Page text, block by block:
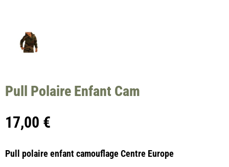
Pull Polaire Enfant Cam
17,00 €
Pull polaire enfant camouflage Centre Europe